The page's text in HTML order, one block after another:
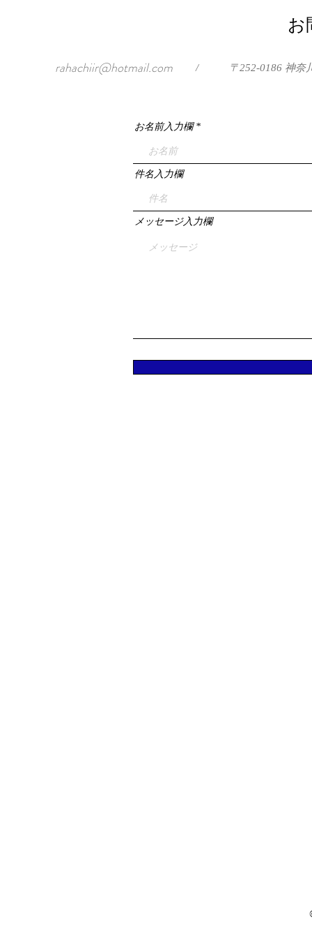
お
rahachiir@hotmail.com / 〒252-0186 神奈
お名前入力欄
件名入力欄
メッセージ入力欄